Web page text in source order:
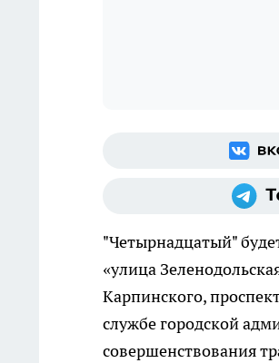
"Четырнадцатый"
«улица
Карпинского,
службе городской
совершенствования